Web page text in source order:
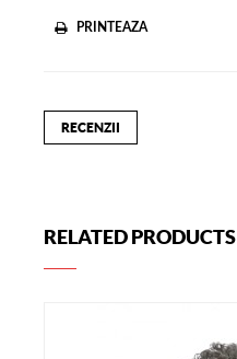
PRINTEAZA
RECENZII
RELATED PRODUCTS